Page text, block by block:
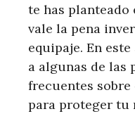
te has planteado
vale la pena
equipaje. En
a algunas de las
frecuentes
para proteger tu